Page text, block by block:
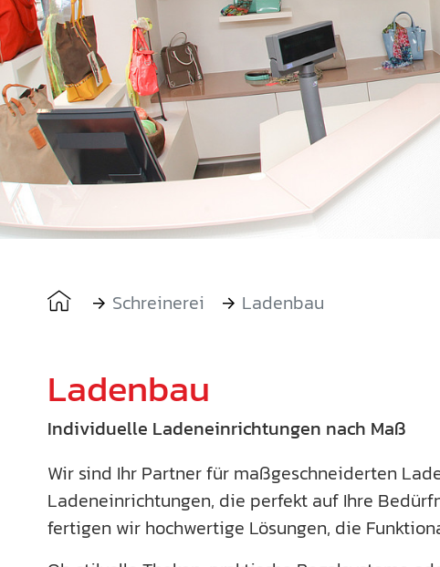
You are here:Schreinerei Ladenbau
Ladenbau
Individuelle Ladeneinrichtungen nach Maß
Wir sind Ihr Partner für maßgeschneiderten
Ladeneinrichtungen, die perfekt auf Ihre
fertigen wir hochwertige Lösungen, die